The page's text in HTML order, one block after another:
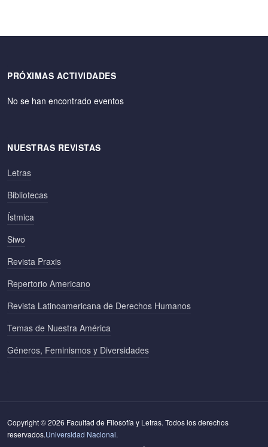
PRÓXIMAS ACTIVIDADES
No se han encontrado eventos
NUESTRAS REVISTAS
Letras
Bibliotecas
Ístmica
Siwo
Revista Praxis
Repertorio Americano
Revista Latinoamericana de Derechos Humanos
Temas de Nuestra América
Géneros, Feminismos y Diversidades
Copyright © 2026 Facultad de Filosofía y Letras. Todos los derechos
reservados.Universidad Nacional.